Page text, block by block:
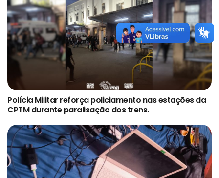
Polícia Militar reforça policiamento nas estações da
CPTM durante paralisação dos trens.